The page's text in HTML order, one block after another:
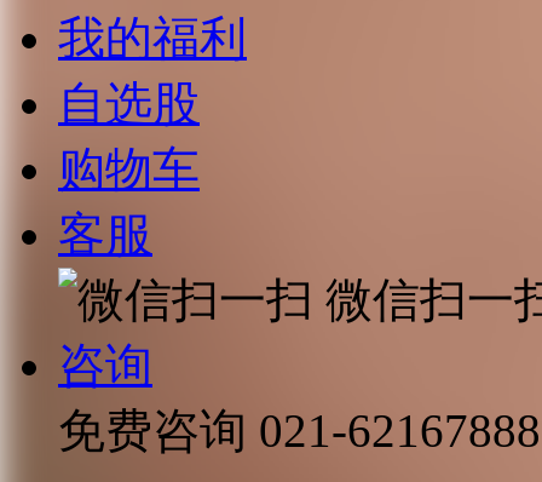
我的福利
自选股
购物车
客服
微信扫一
咨询
免费咨询 021-62167888